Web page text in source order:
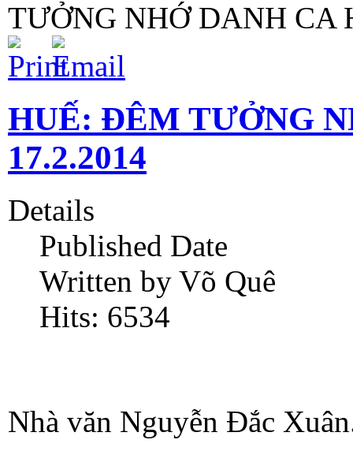
TƯỞNG NHỚ DANH CA
HUẾ: ĐÊM TƯỞNG
17.2.2014
Details
Published Date
Written by Võ Quê
Hits: 6534
Nhà văn Nguyễn Đắc